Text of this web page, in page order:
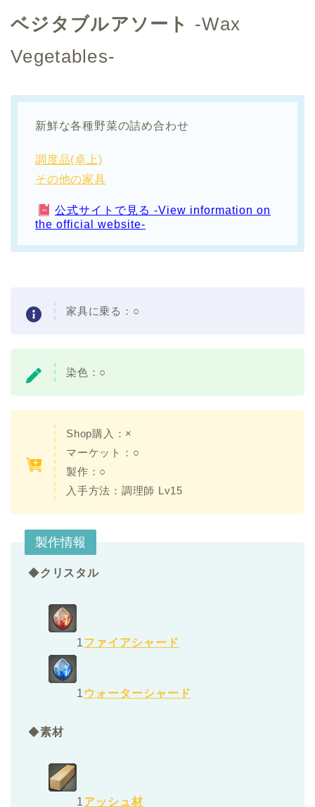
ベジタブルアソート -Wax
Vegetables-
新鮮な各種野菜の詰め合わせ
調度品(卓上)
その他の家具
公式サイトで見る -View information on
the official website-
家具に乗る：○
染色： ○
Shop購入： ×
マーケット：○
製作：○
入手方法： 調理師 Lv15
製作情報
◆クリスタル
1ファイアシャード
1 ウォーターシャード
◆素材
1アッシュ材